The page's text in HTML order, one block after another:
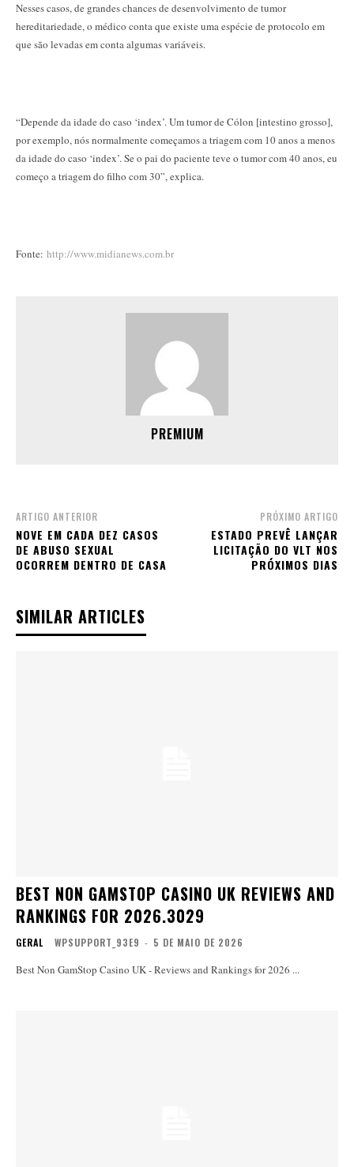
Nesses casos, de grandes chances de desenvolvimento de tumor
hereditariedade, o médico conta que existe uma espécie de protocolo em
que são levadas em conta algumas variáveis.
“Depende da idade do caso ‘index’. Um tumor de Cólon [intestino grosso],
por exemplo, nós normalmente começamos a triagem com 10 anos a menos
da idade do caso ‘index’. Se o pai do paciente teve o tumor com 40 anos, eu
começo a triagem do filho com 30”, explica.
Fonte: http://www.midianews.com.br
PREMIUM
ARTIGO ANTERIOR
NOVE EM CADA DEZ CASOS
DE ABUSO SEXUAL
OCORREM DENTRO DE CASA
PRÓXIMO ARTIGO
ESTADO PREVÊ LANÇAR
LICITAÇÃO DO VLT NOS
PRÓXIMOS DIAS
SIMILAR ARTICLES
BEST NON GAMSTOP CASINO UK REVIEWS AND
RANKINGS FOR 2026.3029
GERAL WPSUPPORT_93E9 - 5 DE MAIO DE 2026
Best Non GamStop Casino UK - Reviews and Rankings for 2026 ...